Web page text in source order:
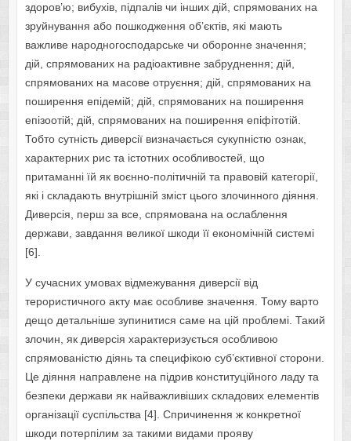
здоров’ю; вибухів, підпалів чи інших дій, спрямованих на
зруйнування або пошкодження об’єктів, які мають
важливе народногосподарське чи оборонне значення;
дій, спрямованих на радіоактивне забруднення; дій,
спрямованих на масове отруєння; дій, спрямованих на
поширення епідемій; дій, спрямованих на поширення
епізоотій; дій, спрямованих на поширення епіфітотій.
Тобто сутність диверсії визначається сукупністю ознак,
характерних рис та істотних особливостей, що
притаманні їй як воєнно-політичній та правовій категорії,
які і складають внутрішній зміст цього злочинного діяння.
Диверсія, перш за все, спрямована на ослаблення
держави, завдання великої шкоди її економічній системі
[6].
У сучасних умовах відмежування диверсії від
терористичного акту має особливе значення. Тому варто
дещо детальніше зупинитися саме на цій проблемі. Такий
злочин, як диверсія характеризується особливою
спрямованістю діянь та специфікою суб’єктивної сторони.
Це діяння направлене на підрив конституційного ладу та
безпеки держави як найважливіших складових елементів
організації суспільства [4]. Спричинення ж конкретної
шкоди потерпілим за такими видами прояву